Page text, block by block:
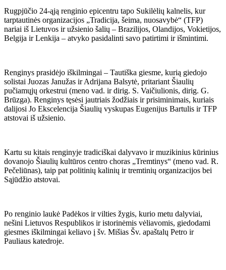
Rugpjūčio 24-ąją renginio epicentru tapo Sukilėlių kalnelis, kur
tarptautinės organizacijos „Tradicija, šeima, nuosavybė“ (TFP)
nariai iš Lietuvos ir užsienio šalių – Brazilijos, Olandijos, Vokietijos,
Belgija ir Lenkija – atvyko pasidalinti savo patirtimi ir išmintimi.
Renginys prasidėjo iškilmingai – Tautiška giesme, kurią giedojo
solistai Juozas Janužas ir Adrijana Balsytė, pritariant Šiaulių
pučiamųjų orkestrui (meno vad. ir dirig. S. Vaičiulionis, dirig. G.
Brūzga). Renginys tęsėsi jautriais žodžiais ir prisiminimais, kuriais
dalijosi Jo Ekscelencija Šiaulių vyskupas Eugenijus Bartulis ir TFP
atstovai iš užsienio.
Kartu su kitais renginyje tradiciškai dalyvavo ir muzikinius kūrinius
dovanojo Šiaulių kultūros centro choras „Tremtinys“ (meno vad. R.
Pečeliūnas), taip pat politinių kalinių ir tremtinių organizacijos bei
Sąjūdžio atstovai.
Po renginio laukė Padėkos ir vilties žygis, kurio metu dalyviai,
nešini Lietuvos Respublikos ir istorinėmis vėliavomis, giedodami
giesmes iškilmingai keliavo į šv. Mišias Šv. apaštalų Petro ir
Pauliaus katedroje.